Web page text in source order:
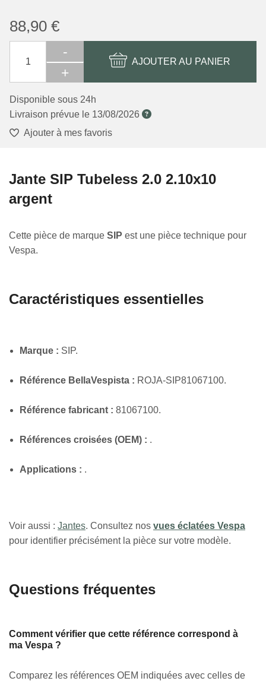
88,90 €
-
+
AJOUTER AU PANIER
Disponible sous 24h
Livraison prévue le 13/08/2026
Ajouter à mes favoris
Jante SIP Tubeless 2.0 2.10x10
argent
Cette pièce de marque SIP est une pièce technique pour
Vespa.
Caractéristiques essentielles
Marque : SIP.
Référence BellaVespista : ROJA-SIP81067100.
Référence fabricant : 81067100.
Références croisées (OEM) : .
Applications : .
Voir aussi : Jantes. Consultez nos vues éclatées Vespa
pour identifier précisément la pièce sur votre modèle.
Questions fréquentes
Comment vérifier que cette référence correspond à
ma Vespa ?
Comparez les références OEM indiquées avec celles de